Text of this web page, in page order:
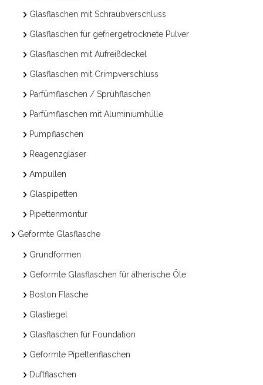
Glasflaschen mit Schraubverschluss
Glasflaschen für gefriergetrocknete Pulver
Glasflaschen mit Aufreißdeckel
Glasflaschen mit Crimpverschluss
Parfümflaschen / Sprühflaschen
Parfümflaschen mit Aluminiumhülle
Pumpflaschen
Reagenzgläser
Ampullen
Glaspipetten
Pipettenmontur
Geformte Glasflasche
Grundformen
Geformte Glasflaschen für ätherische Öle
Boston Flasche
Glastiegel
Glasflaschen für Foundation
Geformte Pipettenflaschen
Duftflaschen